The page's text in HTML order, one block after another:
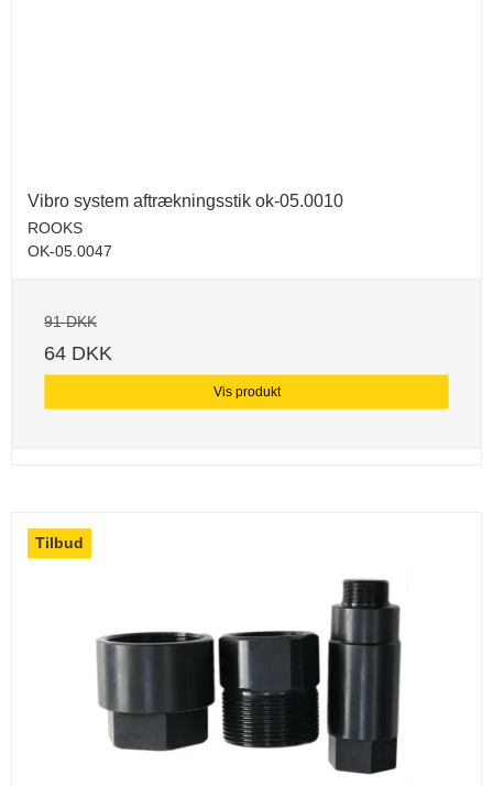
Vibro system aftrækningsstik ok-05.0010
ROOKS
OK-05.0047
91 DKK
64 DKK
Vis produkt
Tilbud